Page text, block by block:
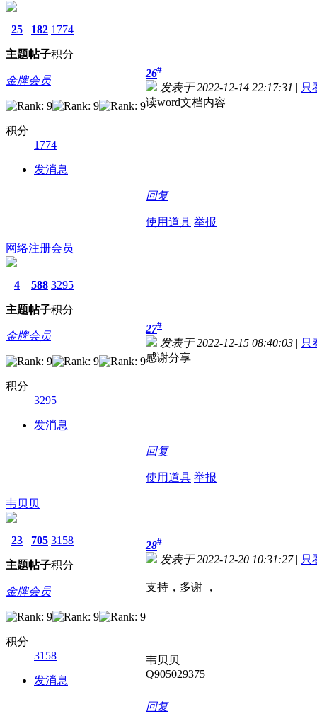
25
主题
182
帖子
1774
积分
金牌会员
积分
1774
发消息
26#
发表于 2022-12-14 22:17:31 | 只
读word文档内容
回复
使用道具 举报
网络注册会员
4
主题
588
帖子
3295
积分
金牌会员
积分
3295
发消息
27#
发表于 2022-12-15 08:40:03 | 只
感谢分享
回复
使用道具 举报
韦贝贝
23
主题
705
帖子
3158
积分
金牌会员
积分
3158
发消息
28#
发表于 2022-12-20 10:31:27 | 只
支持，多谢 ，
韦贝贝
Q905029375
回复